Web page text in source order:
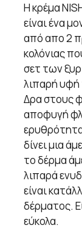
Η κρέμα
είναι ένα
από απο 2
κολόνιας
σετ των
λιπαρή υφή
Δρα στους
αποφυγή
δίνει μια
το δέρμα
λιπαρά
είναι
δέρματος.
εύκολα.